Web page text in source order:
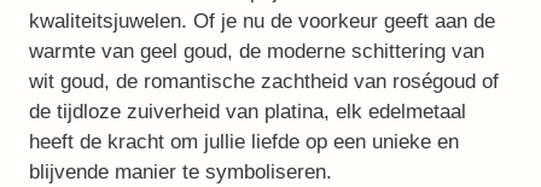
kwaliteitsjuwelen. Of je nu de voorkeur geeft aan de
warmte van geel goud, de moderne schittering van
wit goud, de romantische zachtheid van roségoud of
de tijdloze zuiverheid van platina, elk edelmetaal
heeft de kracht om jullie liefde op een unieke en
blijvende manier te symboliseren.